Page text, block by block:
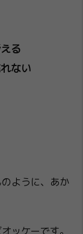
る
ない
ように、あか
ッケーです。